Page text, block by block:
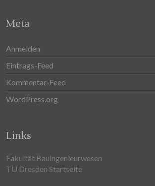
Meta
Anmelden
Eintrags-Feed
Kommentar-Feed
WordPress.org
Links
Fakultät Bauingenieurwesen
TU Dresden Startseite